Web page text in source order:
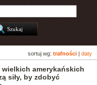
sortuj wg: trafności daty
amerykańskich
siły, by zdobyć